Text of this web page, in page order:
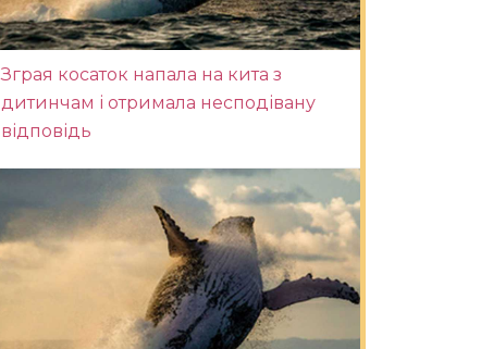
Зграя косаток напала на кита з
дитинчам і отримала несподівану
відповідь